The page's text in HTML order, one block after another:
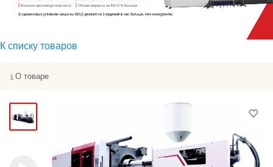
К списку товаров
О товаре